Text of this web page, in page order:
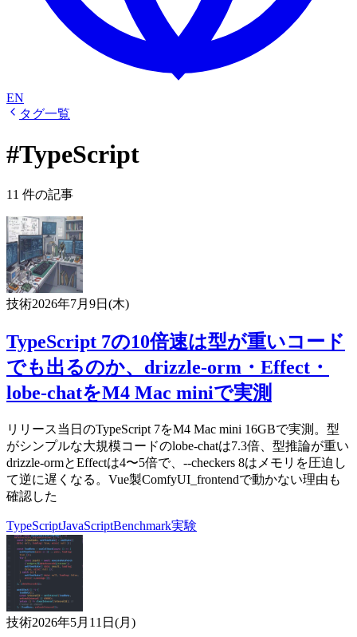
EN
タグ一覧
#TypeScript
11 件の記事
技術2026年7月9日(木)
TypeScript 7の10倍速は型が重いコード
でも出るのか、drizzle-orm・Effect・
lobe-chatをM4 Mac miniで実測
リリース当日のTypeScript 7をM4 Mac mini 16GBで実測。型
がシンプルな大規模コードのlobe-chatは7.3倍、型推論が重い
drizzle-ormとEffectは4〜5倍で、--checkers 8はメモリを圧迫し
て逆に遅くなる。Vue製ComfyUI_frontendで動かない理由も
確認した
TypeScriptJavaScriptBenchmark実験
技術2026年5月11日(月)